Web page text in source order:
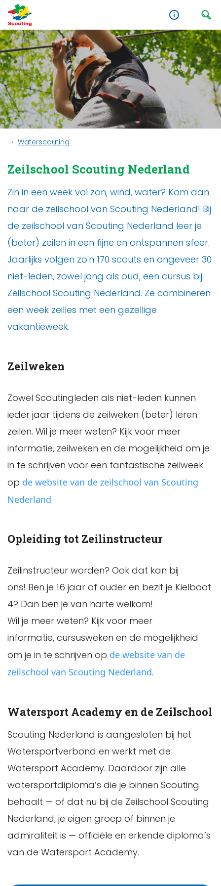
Waterscouting
Zeilschool Scouting Nederland
Zin in een week vol zon, wind, water? Kom dan
naar de zeilschool van Scouting Nederland! Bij
de zeilschool van Scouting Nederland leer je
(beter) zeilen in een fijne en ontspannen sfeer.
Jaarlijks volgen zo'n 170 scouts en ongeveer 30
niet-leden, zowel jong als oud, een cursus bij
Zeilschool Scouting Nederland. Ze combineren
een week zeilles met een gezellige
vakantieweek.
Zeilweken
Zowel Scoutingleden als niet-leden kunnen
ieder jaar tijdens de zeilweken (beter) leren
zeilen. Wil je meer weten? Kijk voor meer
informatie, zeilweken en de mogelijkheid om je
in te schrijven voor een fantastische zeilweek
op de website van de zeilschool van Scouting
Nederland.
Opleiding tot Zeilinstructeur
Zeilinstructeur worden? Ook dat kan bij
ons! Ben je 16 jaar of ouder en bezit je Kielboot
4? Dan ben je van harte welkom!
Wil je meer weten? Kijk voor meer
informatie, cursusweken en de mogelijkheid
om je in te schrijven op de website van de
zeilschool van Scouting Nederland.
Watersport Academy en de Zeilschool
Scouting Nederland is aangesloten bij het
Watersportverbond en werkt met de
Watersport Academy. Daardoor zijn alle
watersportdiploma’s die je binnen Scouting
behaalt — of dat nu bij de Zeilschool Scouting
Nederland, je eigen groep of binnen je
admiraliteit is — officiële en erkende diploma’s
van de Watersport Academy.